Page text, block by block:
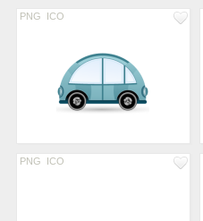
PNG ICO
PNG ICO